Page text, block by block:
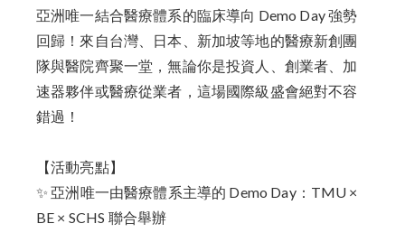
亞洲唯一結合醫療體系的臨床導向 Demo Day 強勢
回歸！來自台灣、日本、新加坡等地的醫療新創團
隊與醫院齊聚一堂，無論你是投資人、創業者、加
速器夥伴或醫療從業者，這場國際級盛會絕對不容
錯過！
【活動亮點】
✨ 亞洲唯一由醫療體系主導的 Demo Day：TMU ×
BE × SCHS 聯合舉辦